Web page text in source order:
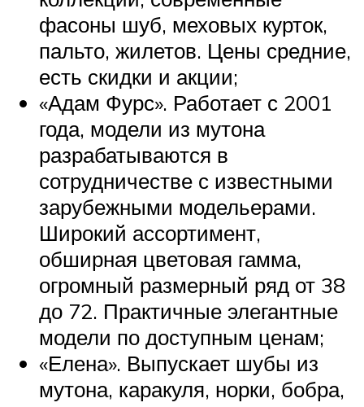
фасоны шуб, меховых курток,
пальто, жилетов. Цены средние,
есть скидки и акции;
«Адам Фурс». Работает с 2001
года, модели из мутона
разрабатываются в
сотрудничестве с известными
зарубежными модельерами.
Широкий ассортимент,
обширная цветовая гамма,
огромный размерный ряд от 38
до 72. Практичные элегантные
модели по доступным ценам;
«Елена». Выпускает шубы из
мутона, каракуля, норки, бобра,